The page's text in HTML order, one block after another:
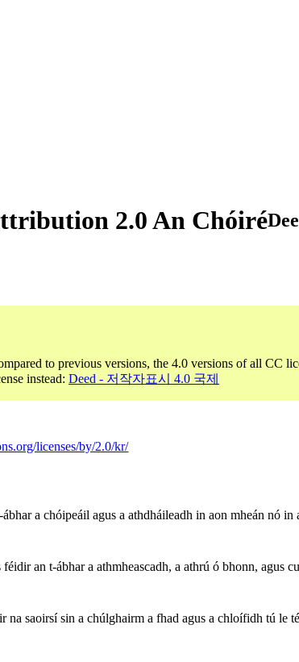
2.0 An Chóiré
to previous versions, the 4.0 versions of all CC
instead: Deed - 저작자표시 4.0 국제
licenses/by/2.0/kr/
a chóipeáil agus a athdháileadh in aon mheán nó
an t-ábhar a athmheascadh, a athrú ó bhonn, agus
na saoirsí sin a chúlghairm a fhad agus a chloífidh tú le